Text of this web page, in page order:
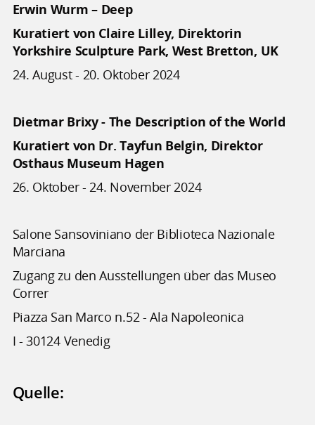
Erwin Wurm – Deep
Kuratiert von Claire Lilley, Direktorin
Yorkshire Sculpture Park, West Bretton, UK
24. August - 20. Oktober 2024
Dietmar Brixy - The Description of the World
Kuratiert von Dr. Tayfun Belgin, Direktor
Osthaus Museum Hagen
26. Oktober - 24. November 2024
Salone Sansoviniano der Biblioteca Nazionale
Marciana
Zugang zu den Ausstellungen über das Museo
Correr
Piazza San Marco n.52 - Ala Napoleonica
I - 30124 Venedig
Quelle: